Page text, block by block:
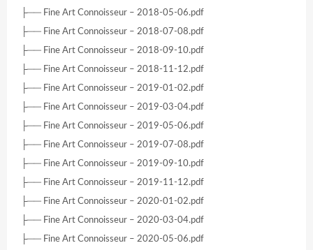
├── Fine Art Connoisseur – 2018-05-06.pdf
├── Fine Art Connoisseur – 2018-07-08.pdf
├── Fine Art Connoisseur – 2018-09-10.pdf
├── Fine Art Connoisseur – 2018-11-12.pdf
├── Fine Art Connoisseur – 2019-01-02.pdf
├── Fine Art Connoisseur – 2019-03-04.pdf
├── Fine Art Connoisseur – 2019-05-06.pdf
├── Fine Art Connoisseur – 2019-07-08.pdf
├── Fine Art Connoisseur – 2019-09-10.pdf
├── Fine Art Connoisseur – 2019-11-12.pdf
├── Fine Art Connoisseur – 2020-01-02.pdf
├── Fine Art Connoisseur – 2020-03-04.pdf
├── Fine Art Connoisseur – 2020-05-06.pdf